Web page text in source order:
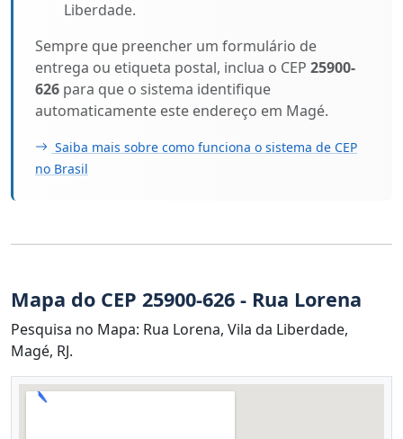
Liberdade.
Sempre que preencher um formulário de
entrega ou etiqueta postal, inclua o CEP 25900-
626 para que o sistema identifique
automaticamente este endereço em Magé.
Saiba mais sobre como funciona o sistema de CEP
no Brasil
Mapa do CEP 25900-626 - Rua Lorena
Pesquisa no Mapa: Rua Lorena, Vila da Liberdade,
Magé, RJ.